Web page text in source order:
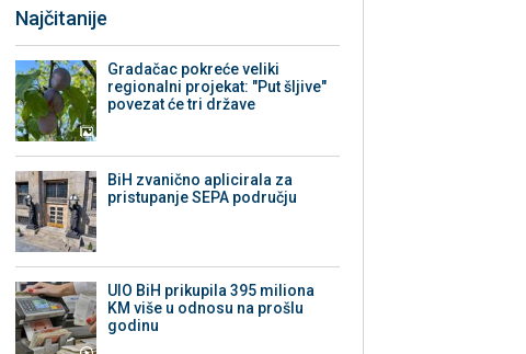
Najčitanije
Gradačac pokreće veliki
regionalni projekat: "Put šljive"
povezat će tri države
BiH zvanično aplicirala za
pristupanje SEPA području
UIO BiH prikupila 395 miliona
KM više u odnosu na prošlu
godinu